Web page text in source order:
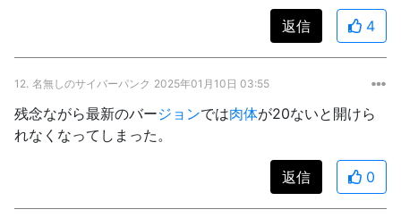
返信 4
12. 名無しのサイバーパンク 2025年01月10日 03:55
残念ながら最新のバージョンでは肉体が20ないと開けら
れなくなってしまった。
返信 0